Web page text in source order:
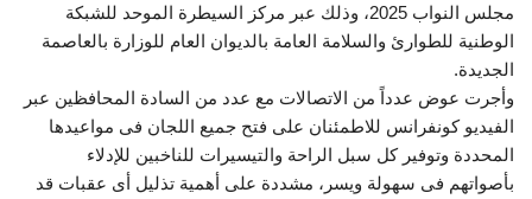
مجلس النواب 2025، وذلك عبر مركز السيطرة الموحد للشبكة
الوطنية للطوارئ والسلامة العامة بالديوان العام للوزارة بالعاصمة
الجديدة.
وأجرت عوض عدداً من الاتصالات مع عدد من السادة المحافظين عبر
الفيديو كونفرانس للاطمئنان على فتح جميع اللجان فى مواعيدها
المحددة وتوفير كل سبل الراحة والتيسيرات للناخبين للإدلاء
بأصواتهم فى سهولة ويسر، مشددة على أهمية تذليل أى عقبات قد